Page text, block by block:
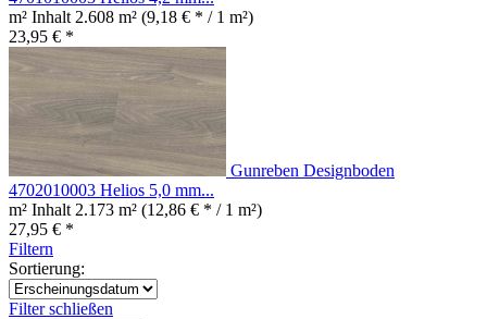
m² Inhalt 2.608 m² (9,18 € * / 1 m²)
23,95 € *
Gunreben Designboden
4702010003 Helios 5,0 mm...
m² Inhalt 2.173 m² (12,86 € * / 1 m²)
27,95 € *
Filtern
Sortierung:
Filter schließen